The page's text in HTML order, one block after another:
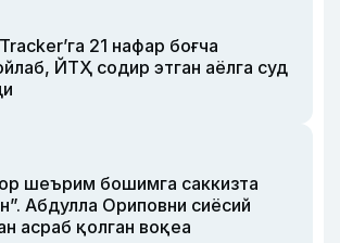
21 нафар боғча
ЙТҲ содир этган аёлга суд
шеърим бошимга саккизта
Абдулла Ориповни сиёсий
асраб қолган воқеа